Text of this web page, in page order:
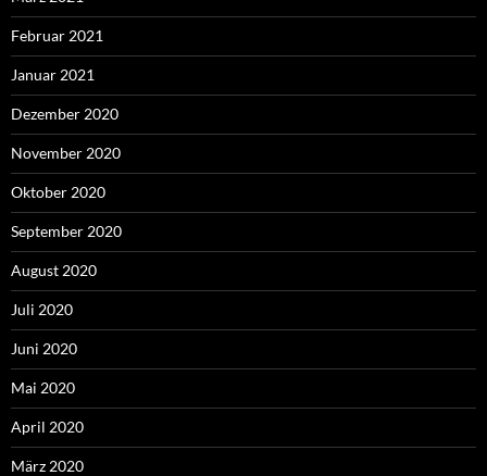
Februar 2021
Januar 2021
Dezember 2020
November 2020
Oktober 2020
September 2020
August 2020
Juli 2020
Juni 2020
Mai 2020
April 2020
März 2020